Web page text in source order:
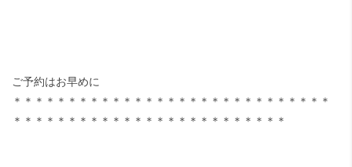
ご予約はお早めに
＊＊＊＊＊＊＊＊＊＊＊＊＊＊＊＊＊＊＊＊＊＊＊＊＊＊＊＊＊
＊＊＊＊＊＊＊＊＊＊＊＊＊＊＊＊＊＊＊＊＊＊＊＊＊